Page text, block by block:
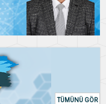
TÜMÜNÜ GÖR